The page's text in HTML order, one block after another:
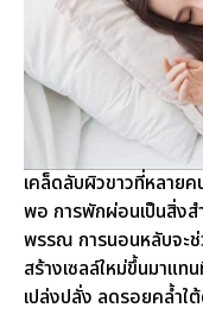
เคล็ดลับผิวขาวที่หลาย
พอ การพักผ่อนเป็นสิ่ง
พรรณ การนอนหลับจะช่
สร้างเซลล์ใหม่ขึ้นมาแท
เปล่งปลั่ง ลดรอยคล้ำใ